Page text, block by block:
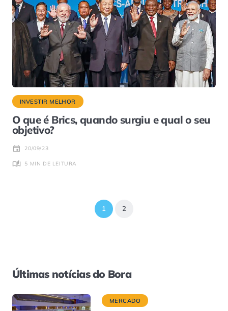
INVESTIR MELHOR
O que é Brics, quando surgiu e qual o seu
objetivo?
20/09/23
5 MIN DE LEITURA
1 2
Últimas notícias do Bora
MERCADO